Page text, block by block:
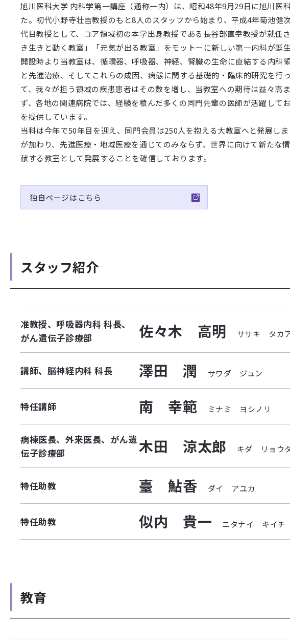
旭川医科大学 内科学第一講座（通称一内）は、昭和48年9月29日に旭川医
た。初代小野寺壮吉教授のもと8人のスタッフから始まり、平成4年菊池健
代目教授として、コア領域初の本学出身教授である長谷部直幸教授が就任
き生きと動く教室」「元気が出る教室」をモットーに新しい第一内科が誕生
開設時より当教室は、循環器、呼吸器、神経、腎臓の生命に直結する内科
と先進治療、そしてこれらの成因、病態に関する基礎的・臨床的研究を行
て、我々が担う領域の疾患患者はその数を増し、当教室への期待は益々高
ず、各地の関連病院では、経験を積んだ多くの同門先輩の医師が活躍して
を提供しています。
当科は今年で50年目を迎え、同門会員は250人を抱える大教室へと発展し
が加わり、先進医療・地域医療を通じてのみならず、世界に向けて新たな
献する教室として発展することを確信しております。
独自ページはこちら
スタッフ紹介
准教授、呼吸器内科 科長、
がん遺伝子診療部
佐々木 高明 ササキ タカ
講師、脳神経内科 科長 澤田 潤 サワダ ジュン
特任講師 南 幸範 ミナミ ヨシノリ
病棟医長、外来医長、がん遺
伝子診療部
木田 涼太郎 キダ リョウ
特任助教 臺 鮎香 ダイ アユカ
特任助教 似内 貴一 ニタナイ キイチ
教育